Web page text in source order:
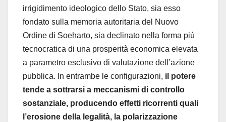
irrigidimento ideologico dello Stato, sia esso
fondato sulla memoria autoritaria del Nuovo
Ordine di Soeharto, sia declinato nella forma più
tecnocratica di una prosperità economica elevata
a parametro esclusivo di valutazione dell’azione
pubblica. In entrambe le configurazioni, il potere
tende a sottrarsi a meccanismi di controllo
sostanziale, producendo effetti ricorrenti quali
l’erosione della legalità, la polarizzazione